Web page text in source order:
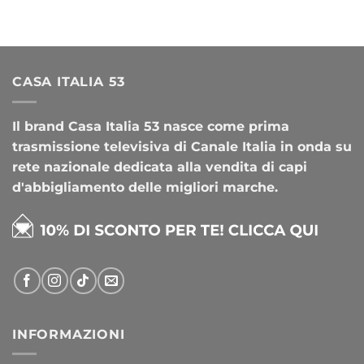
CASA ITALIA 53
Il brand Casa Italia 53 nasce come prima
trasmissione televisiva di Canale Italia in onda su
rete nazionale dedicata alla vendita di capi
d'abbigliamento delle migliori marche.
INFORMAZIONI